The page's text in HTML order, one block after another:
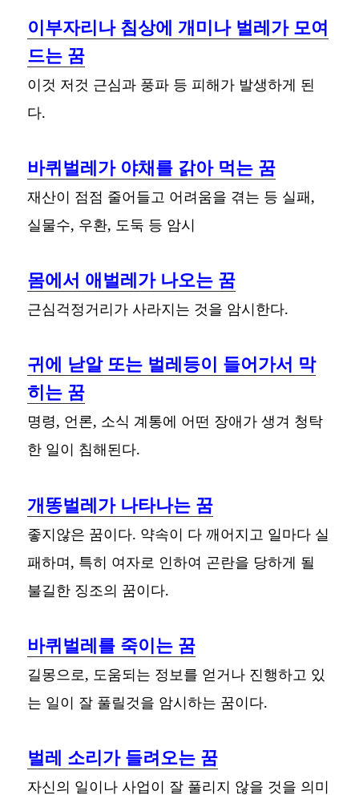
이부자리나 침상에 개미나 벌레가 모여
드는 꿈
이것 저것 근심과 풍파 등 피해가 발생하게 된
다.
바퀴벌레가 야채를 갉아 먹는 꿈
재산이 점점 줄어들고 어려움을 겪는 등 실패,
실물수, 우환, 도둑 등 암시
몸에서 애벌레가 나오는 꿈
근심걱정거리가 사라지는 것을 암시한다.
귀에 낟알 또는 벌레등이 들어가서 막
히는 꿈
명령, 언론, 소식 계통에 어떤 장애가 생겨 청탁
한 일이 침해된다.
개똥벌레가 나타나는 꿈
좋지않은 꿈이다. 약속이 다 깨어지고 일마다 실
패하며, 특히 여자로 인하여 곤란을 당하게 될
불길한 징조의 꿈이다.
바퀴벌레를 죽이는 꿈
길몽으로, 도움되는 정보를 얻거나 진행하고 있
는 일이 잘 풀릴것을 암시하는 꿈이다.
벌레 소리가 들려오는 꿈
자신의 일이나 사업이 잘 풀리지 않을 것을 의미